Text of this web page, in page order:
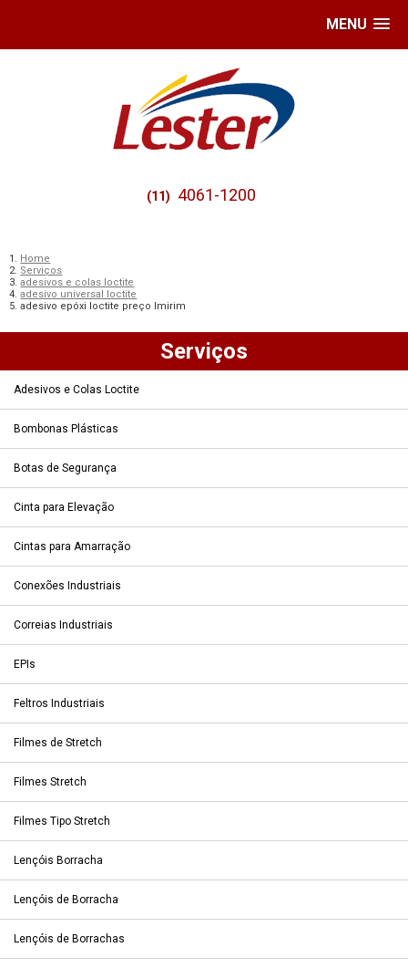
MENU
(11) 4061-1200
Home
Serviços
adesivos e colas loctite
adesivo universal loctite
adesivo epóxi loctite preço Imirim
Serviços
Adesivos e Colas Loctite
Bombonas Plásticas
Botas de Segurança
Cinta para Elevação
Cintas para Amarração
Conexões Industriais
Correias Industriais
EPIs
Feltros Industriais
Filmes de Stretch
Filmes Stretch
Filmes Tipo Stretch
Lençóis Borracha
Lençóis de Borracha
Lençóis de Borrachas